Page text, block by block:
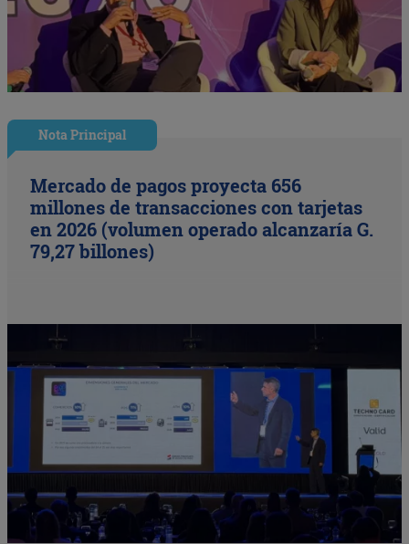
Nota Principal
Mercado de pagos proyecta 656
millones de transacciones con tarjetas
en 2026 (volumen operado alcanzaría G.
79,27 billones)